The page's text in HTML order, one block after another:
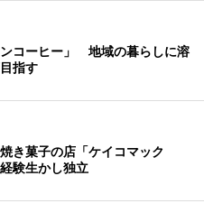
コーヒー」 地域の暮らしに溶
指す
き菓子の店「ケイコマック
験生かし独立